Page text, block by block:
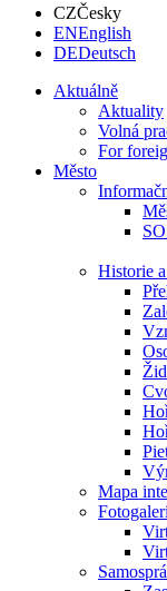
CZČesky
ENEnglish
DEDeutsch
Aktuálně
Aktuality
Volná
For
Město
Historie
Mapa